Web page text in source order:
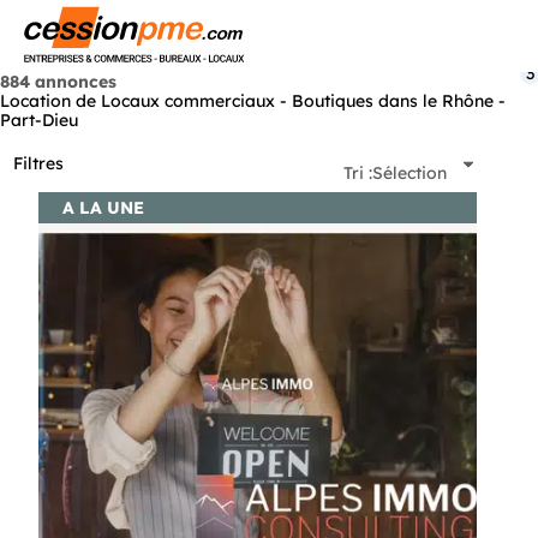
884 annonces
Location de Locaux commerciaux - Boutiques dans le Rhône -
Part-Dieu
Filtres
3
Tri :Sélection
A LA UNE